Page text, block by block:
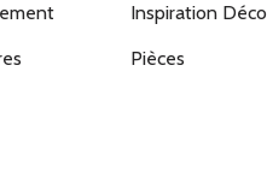
Inspiration Déco
Pièces